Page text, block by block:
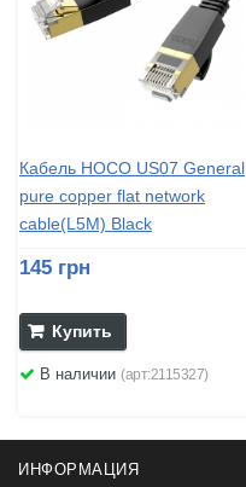
Кабель HOCO US07 General
pure copper flat network
cable(L5M) Black
145 грн
Купить
В наличии (арт:2115327)
ИНФОРМАЦИЯ